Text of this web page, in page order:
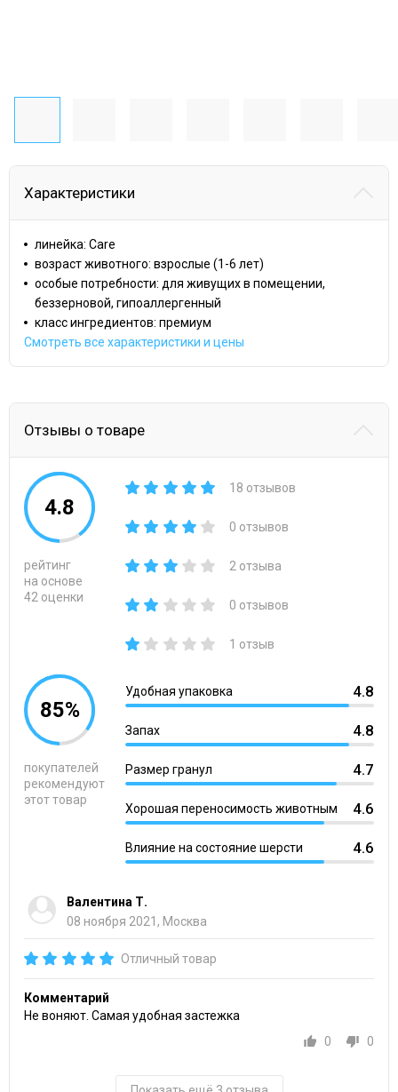
Характеристики
линейка: Care
возраст животного: взрослые (1-6 лет)
особые потребности: для живущих в помещении,
беззерновой, гипоаллергенный
класс ингредиентов: премиум
Смотреть все характеристики и цены
Отзывы о товаре
4.8
рейтинг
на основе
42 оценки
18 отзывов
0 отзывов
2 отзыва
0 отзывов
1 отзыв
85%
покупателей
рекомендуют
этот товар
Удобная упаковка 4.8
Запах 4.8
Размер гранул 4.7
Хорошая переносимость животным 4.6
Влияние на состояние шерсти 4.6
Валентина Т.
08 ноября 2021, Москва
Отличный товар
Комментарий
Не воняют. Самая удобная застежка
0
0